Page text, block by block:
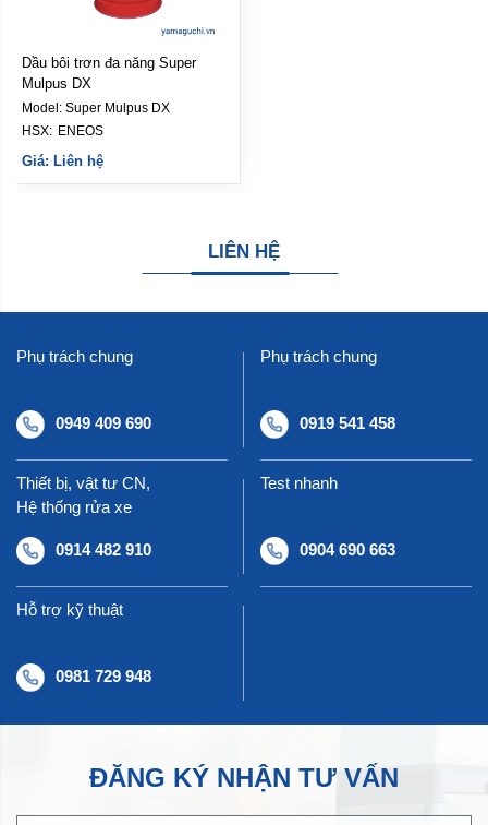
Dầu bôi trơn đa năng Super
Mulpus DX
Model: Super Mulpus DX
ENEOS
Giá: Liên hệ
LIÊN HỆ
Phụ trách chung
0949 409 690
Phụ trách chung
0919 541 458
Thiết bị, vật tư CN,
Hệ thống rửa xe
0914 482 910
Test nhanh
0904 690 663
Hỗ trợ kỹ thuật
0981 729 948
ĐĂNG KÝ NHẬN TƯ VẤN